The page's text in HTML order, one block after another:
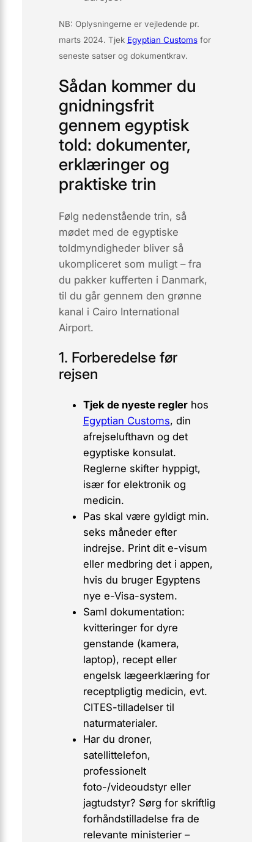
NB: Oplysningerne er vejledende pr.
marts 2024. Tjek Egyptian Customsfor
seneste satser og dokumentkrav.
Sådan kommer du
gnidningsfrit
gennem egyptisk
told: dokumenter,
erklæringer og
praktiske trin
Følg nedenstående trin, så
mødet med de egyptiske
toldmyndigheder bliver så
ukompliceret som muligt – fra
du pakker kufferten i Danmark,
til du går gennem den grønne
kanal i Cairo International
Airport.
1. Forberedelse før
rejsen
Tjek de nyeste reglerhos
Egyptian Customs, din
afrejselufthavn og det
egyptiske konsulat.
Reglerne skifter hyppigt,
især for elektronik og
medicin.
Pas skal være gyldigt min.
seks månederefter
indrejse. Print dit e-visum
eller medbring det i appen,
hvis du bruger Egyptens
nye e-Visa-system.
Saml dokumentation:
kvitteringer for dyre
genstande (kamera,
laptop), recept eller
engelsk lægeerklæring for
receptpligtig medicin, evt.
CITES-tilladelser til
naturmaterialer.
Har du droner,
satellittelefon,
professionelt
foto-/videoudstyr eller
jagtudstyr? Sørg for skriftlig
forhåndstilladelse fra de
relevante ministerier –